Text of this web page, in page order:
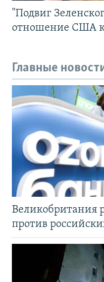
"Подвиг
отношение США
Главные
Великобритания
против